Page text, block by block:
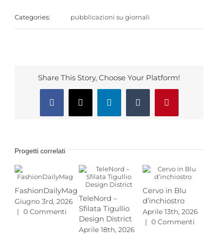
Categories: pubblicazioni su giornali
Share This Story, Choose Your Platform!
Facebook
X LinkedInTumblr Pinterest
Progetti correlati
FashionDailyMag
Giugno 3rd, 2026
| 0 Commenti
TeleNord –
Sfilata Tigullio
Design District
Aprile 18th, 2026
Cervo in Blu
d’inchiostro
Aprile 13th, 2026
| 0 Commenti